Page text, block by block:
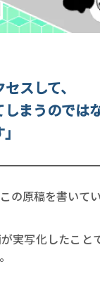
スして、
まうのでは
の原稿を書いてい
実写化したこ